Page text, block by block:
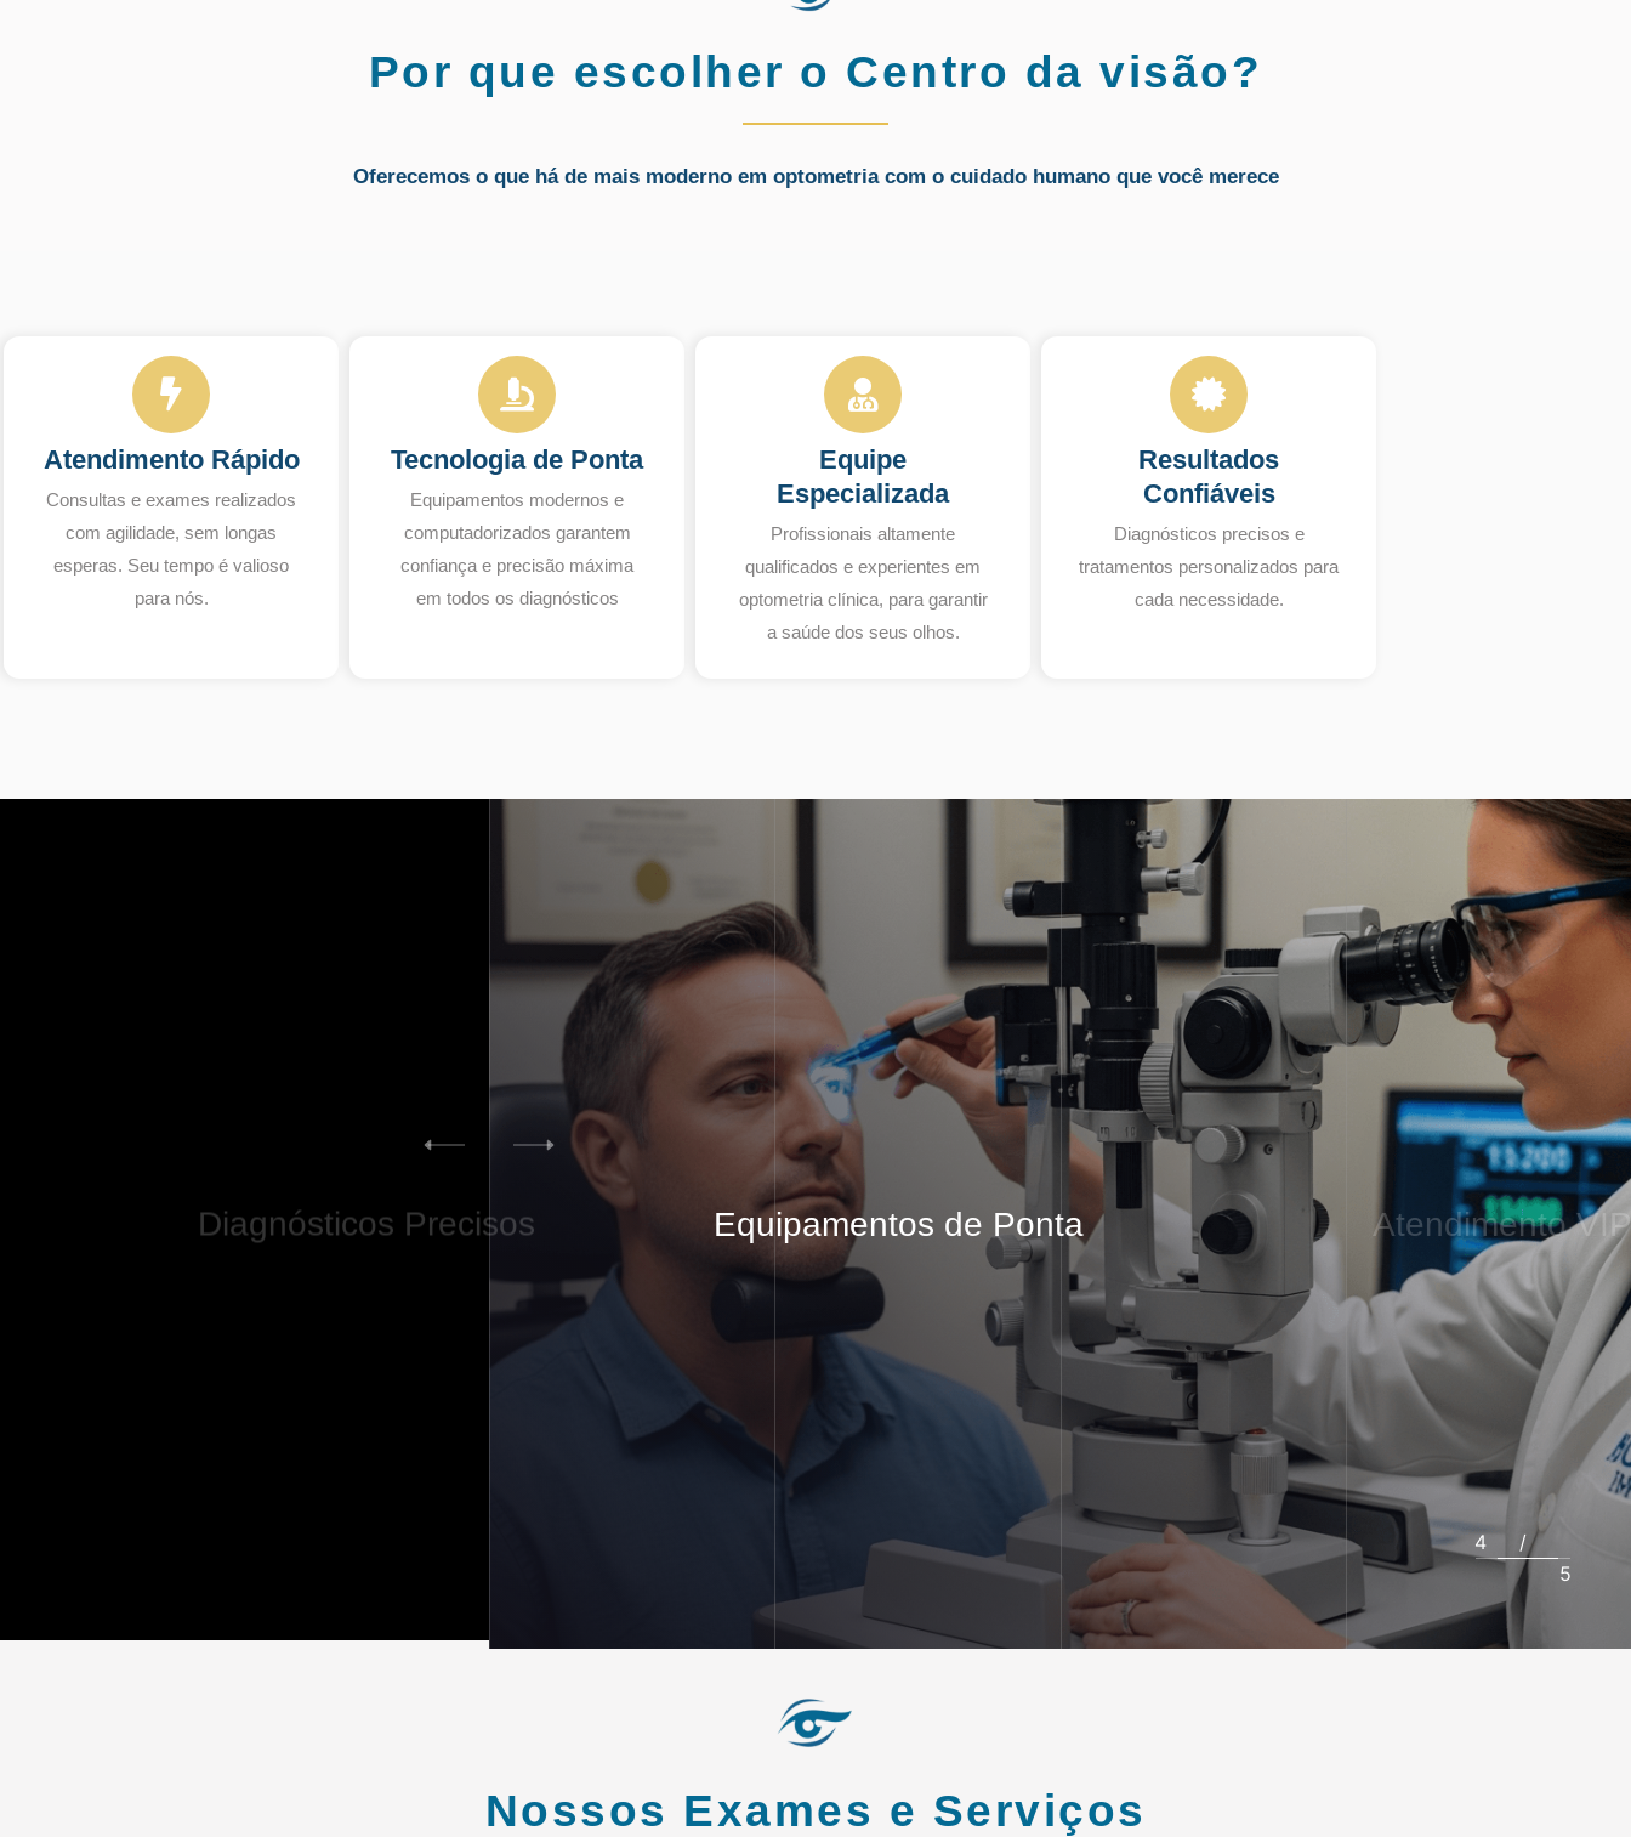
Por que escolher o Centro da visão?
Oferecemos o que há de mais moderno em optometria com o cuidado humano que você merece
Atendimento Rápido
Consultas e exames realizados
com agilidade, sem longas
esperas. Seu tempo é valioso
para nós.
Tecnologia de Ponta
Equipamentos modernos e
computadorizados garantem
confiança e precisão máxima
em todos os diagnósticos
Equipe
Especializada
Profissionais altamente
qualificados e experientes em
optometria clínica, para garantir
a saúde dos seus olhos.
Resultados
Confiáveis
Diagnósticos precisos e
tratamentos personalizados para
cada necessidade.
4
/
5
Diagnósticos Precisos Equipamentos de Ponta AtendimentoVIP
Nossos Exames e Serviços